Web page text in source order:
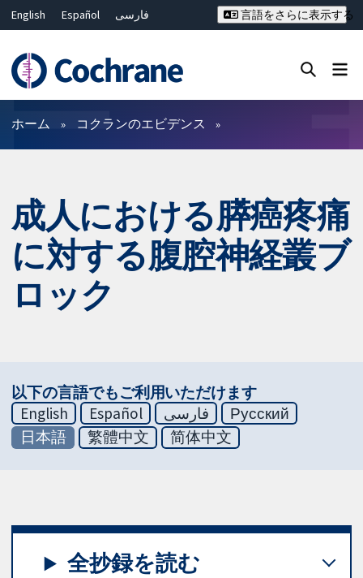
English Español
فارسی
Deutsch
Bahasa Malaysia
ไทย
繁體中文
简体中文
言語をさらに表示する
フィルター
ホーム コクランのエビデンス
成人における膵癌疼痛
に対する腹腔神経叢ブ
ロック
以下の言語でもご利用いただけます
English
Español فارسی
Русский
日本語
繁體中文 简体中文
全抄録を読む